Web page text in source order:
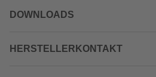
DOWNLOADS
HERSTELLERKONTAKT